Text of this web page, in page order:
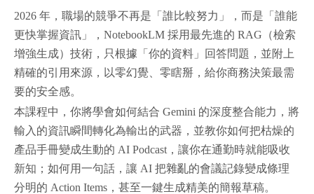
2026 年，職場的競爭不再是「誰比較努力」，而是「誰能
更快掌握資訊」，NotebookLM 採用最先進的 RAG（檢索
增強生成）技術，只根據「你的資料」回答問題，並附上
精確的引用來源，以零幻覺、零瞎掰，給你商務決策最需
要的安全感。
本課程中，你將學會如何結合 Gemini 的深度整合能力，將
輸入的資訊瞬間轉化為輸出的武器，並教你如何把枯燥的
產品手冊變成生動的 AI Podcast，讓你在通勤時就能吸收
新知；如何用一句話，讓 AI 把雜亂的會議記錄變成條理
分明的 Action Items，甚至一鍵生成精美的簡報草稿。